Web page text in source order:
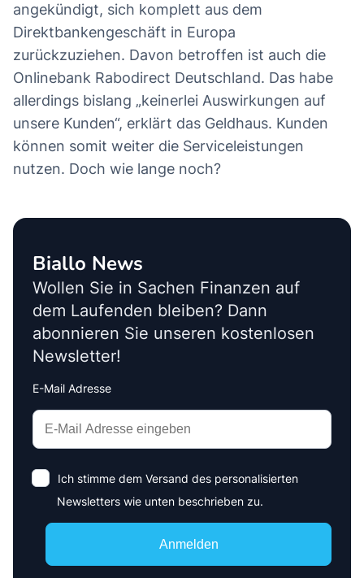
angekündigt, sich komplett aus dem
Direktbankengeschäft in Europa
zurückzuziehen. Davon betroffen ist auch die
Onlinebank Rabodirect Deutschland. Das habe
allerdings bislang „keinerlei Auswirkungen auf
unsere Kunden“, erklärt das Geldhaus. Kunden
können somit weiter die Serviceleistungen
nutzen. Doch wie lange noch?
Biallo News
Wollen Sie in Sachen Finanzen auf
dem Laufenden bleiben? Dann
abonnieren Sie unseren kostenlosen
Newsletter!
E-Mail Adresse
Interests
Amount
Anmelden
Ich stimme dem Versand des personalisierten
Newsletters wie unten beschrieben zu.